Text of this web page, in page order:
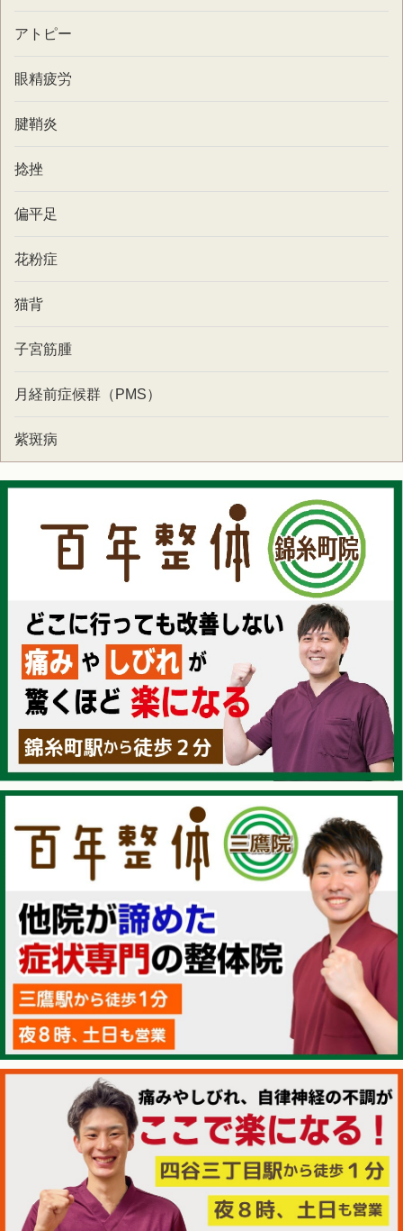
アトピー
眼精疲労
腱鞘炎
捻挫
偏平足
花粉症
猫背
子宮筋腫
月経前症候群（PMS）
紫斑病